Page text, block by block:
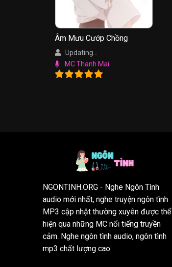
Âm Mưu Cướp Chồng
Updating...
MC Thanh Mai
NGONTINH.ORG - Nghe Ngôn Tình
audio mới nhất, nghe truyện ngôn tình
MP3 cập nhật thường xuyên được thể
hiện qua những MC nổi tiếng truyền
cảm. Nghe ngôn tình audio, ngôn tình
mp3 chất lượng cao